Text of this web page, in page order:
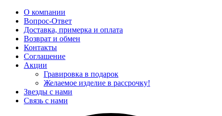
О компании
Вопрос-Ответ
Доставка, примерка и оплата
Возврат и обмен
Контакты
Соглашение
Акции
Гравировка в подарок
Желаемое изделие в рассрочку!
Звезды с нами
Связь с нами